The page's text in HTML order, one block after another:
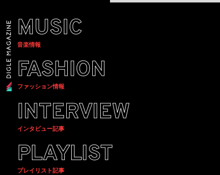
MUSIC
音楽情報
FASHION
ファッション情報
INTERVIEW
インタビュー記事
PLAYLIST
プレイリスト記事